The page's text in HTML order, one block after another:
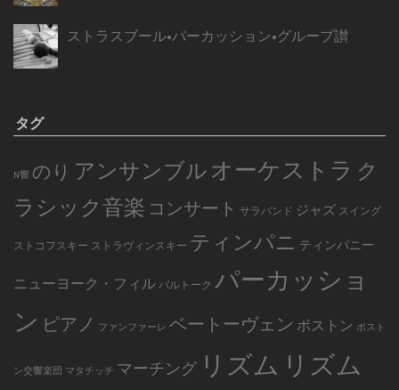
ストラスブール•パーカッション•グループ讃
タグ
N響 のり アンサンブルオーケストラ ク
ラシック音楽 コンサート サラバンド ジャズ スイング
ストコフスキー ストラヴィンスキー ティンパニ ティンパニー
ニューヨーク・フィル バルトーク パーカッショ
ン ピアノ ファンファーレ ベートーヴェン ボストン ボスト
ン交響楽団 マタチッチ マーチング リズム リズム